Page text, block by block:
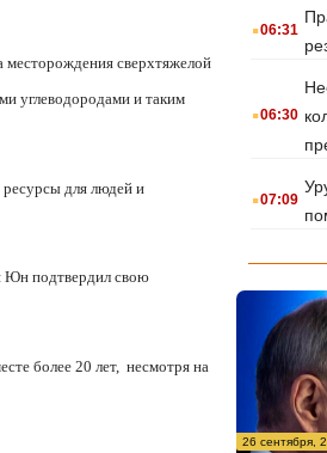
месторождения сверхтяжелой
углеводородами и таким
ресурсы для людей и
Юн подтвердил свою
более 20 лет, несмотря на
.06:31
.06:30
.07:09
26 сентября,